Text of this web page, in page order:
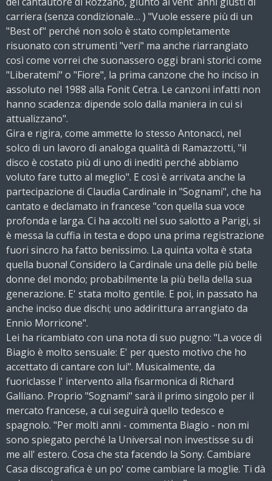
carriera (senza condizionale… ) "Vuole essere più di un
"Best of" perché non solo è stato completamente
risuonato con strumenti "veri" ma anche riarrangiato
così come vorrei che suonassero oggi brani storici come
"Liberatemi" o "Fiore", la prima canzone che ho inciso in
assoluto nel 1988 alla Fonit Cetra. Le canzoni infatti non
hanno scadenza: dipende solo dalla maniera in cui si
attualizzano".
Gira e rigira, come ammette lo stesso Antonacci, nel
solco di un lavoro di analoga qualità di Ramazzotti, "il
disco è costato più di uno di inediti perché abbiamo
voluto fare tutto al meglio". E così è arrivata anche la
partecipazione di Claudia Cardinale in "Sognami", che ha
cantato e declamato in francese "con quella sua voce
profonda e larga. Ci ha accolti nel suo salotto a Parigi, si
è messa la cuffia in testa e dopo una prima registrazione
fuori sincro ha fatto benissimo. La quinta volta è stata
quella buona! Considero la Cardinale una delle più belle
donne del mondo; probabilmente la più bella della sua
generazione. E' stata molto gentile. E poi, in passato ha
anche inciso due dischi; uno addirittura arrangiato da
Ennio Morricone".
Lei ha ricambiato con una nota di suo pugno: "La voce di
Biagio è molto sensuale: E' per questo motivo che ho
accettato di cantare con lui". Musicalmente, da
fuoriclasse l' intervento alla fisarmonica di Richard
Galliano. Proprio "Sognami" sarà il primo singolo per il
mercato francese, a cui seguirà quello tedesco e
spagnolo. "Per molti anni - commenta Biagio - non mi
sono spiegato perché la Universal non investisse su di
me all' estero. Cosa che sta facendo la Sony. Cambiare
Casa discografica è un po' come cambiare la moglie. Ti dà